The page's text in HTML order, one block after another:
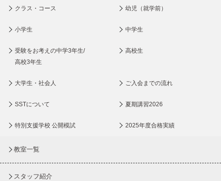
クラス・コース 幼児（就学前）
小学生 中学生
受験をお考えの中学3年生/
高校3年生
高校生
大学生・社会人 ご入会までの流れ
SSTについて 夏期講習2026
特別支援学校 公開模試 2025年度合格実績
教室一覧
スタッフ紹介